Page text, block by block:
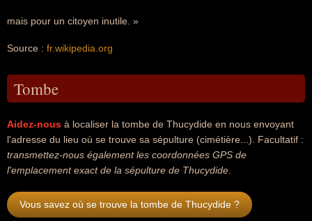
mais pour un citoyen inutile. »
Source : fr.wikipedia.org
Tombe
Aidez-nous à localiser la tombe de Thucydide en nous envoyant
l'adresse du lieu où se trouve sa sépulture (cimétière...). Facultatif :
transmettez-nous également les coordonnées GPS de
l'emplacement exact de la sépulture de Thucydide
Vous savez où se trouve la tombe de Thucydide ?